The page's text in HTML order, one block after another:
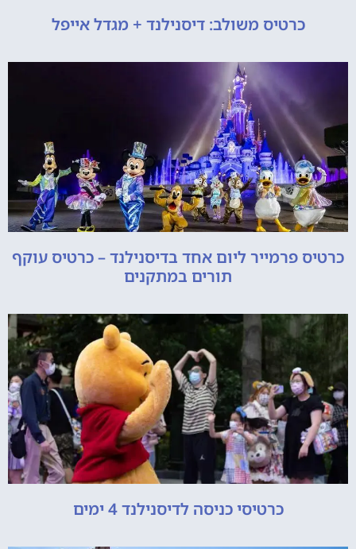
כרטיס משולב: דיסנילנד + מגדל אייפל
כרטיס פרמייר ליום אחד בדיסנילנד – כרטיס עוקף
תורים במתקנים
כרטיסי כניסה לדיסנילנד 4 ימים